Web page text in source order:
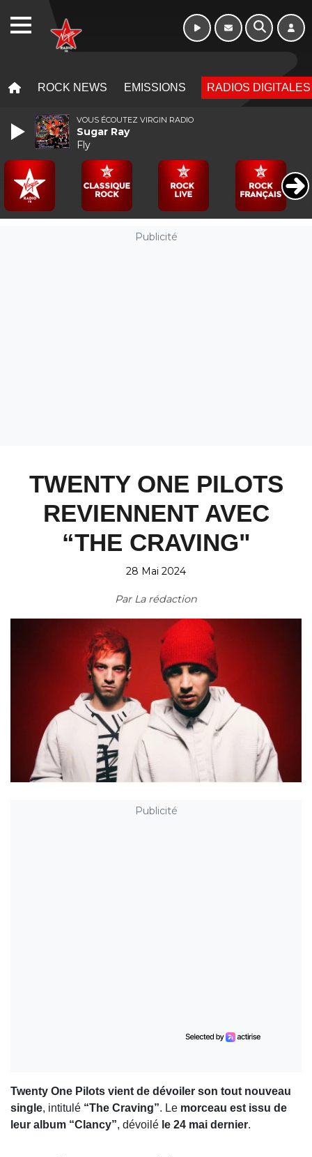
ROCK NEWS EMISSIONS RADIOS DIGITALES
Publicité
TWENTY ONE PILOTS
REVIENNENT AVEC
“THE CRAVING"
28 Mai 2024
Par La rédaction
Publicité
Twenty One Pilots vient de dévoiler son tout nouveau
single, intitulé “The Craving”. Le morceau est issu de
leur album “Clancy”, dévoilé le 24 mai dernier.
VOUS ÉCOUTEZ VIRGIN RADIO
Sugar Ray
Fly
WEBRADIO